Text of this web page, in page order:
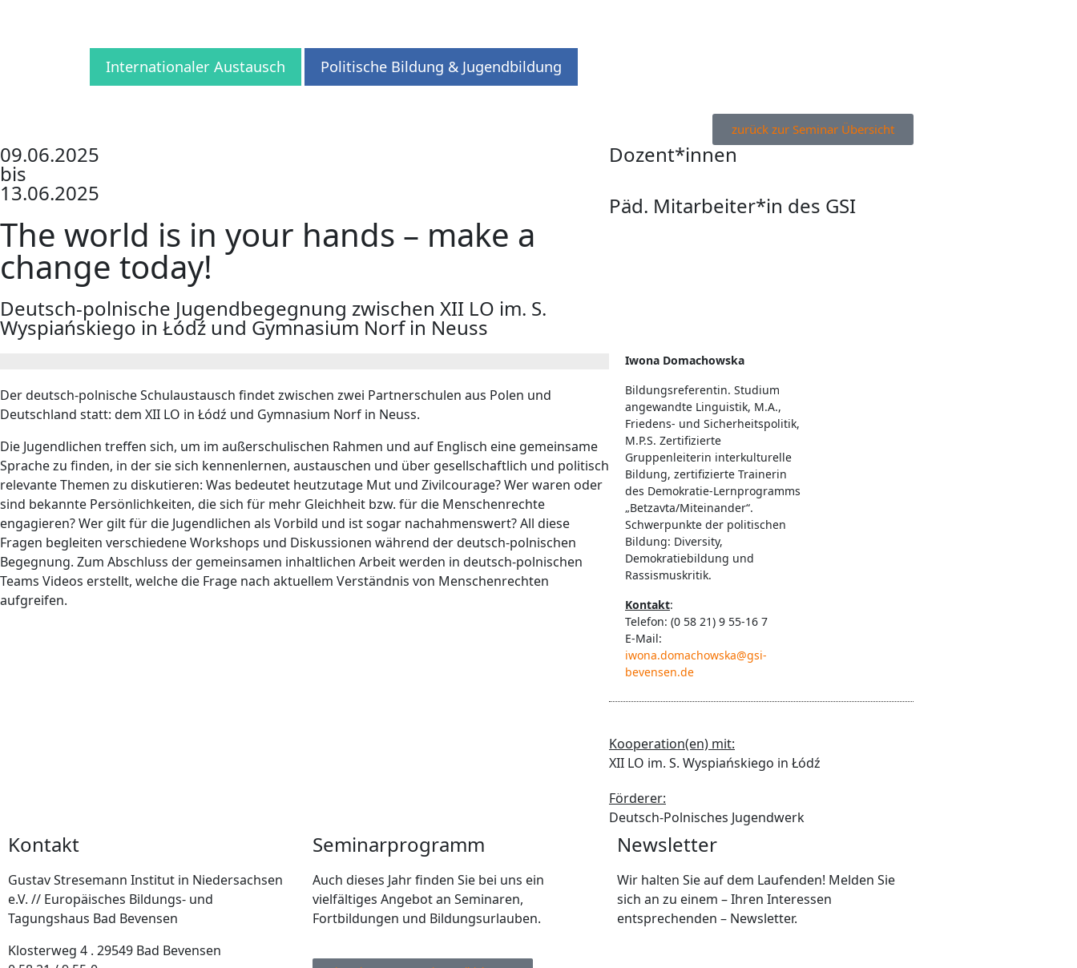
Internationaler Austausch Politische Bildung & Jugendbildung
zurück zur Seminar Übersicht
09.06.2025
bis
13.06.2025
The world is in your hands – make a
change today!
Deutsch-polnische Jugendbegegnung zwischen XII LO im. S.
Wyspiańskiego in Łódź und Gymnasium Norf in Neuss
Der deutsch-polnische Schulaustausch findet zwischen zwei Partnerschulen aus Polen und
Deutschland statt: dem XII LO in Łódź und Gymnasium Norf in Neuss.
Die Jugendlichen treffen sich, um im außerschulischen Rahmen und auf Englisch eine gemeinsame
Sprache zu finden, in der sie sich kennenlernen, austauschen und über gesellschaftlich und politisch
relevante Themen zu diskutieren: Was bedeutet heutzutage Mut und Zivilcourage? Wer waren oder
sind bekannte Persönlichkeiten, die sich für mehr Gleichheit bzw. für die Menschenrechte
engagieren? Wer gilt für die Jugendlichen als Vorbild und ist sogar nachahmenswert? All diese
Fragen begleiten verschiedene Workshops und Diskussionen während der deutsch-polnischen
Begegnung. Zum Abschluss der gemeinsamen inhaltlichen Arbeit werden in deutsch-polnischen
Teams Videos erstellt, welche die Frage nach aktuellem Verständnis von Menschenrechten
aufgreifen.
Dozent*innen
Päd. Mitarbeiter*in des GSI
Iwona Domachowska
Bildungsreferentin. Studium
angewandte Linguistik, M.A.,
Friedens- und Sicherheitspolitik,
M.P.S. Zertifizierte
Gruppenleiterin interkulturelle
Bildung, zertifizierte Trainerin
des Demokratie-Lernprogramms
„Betzavta/Miteinander“.
Schwerpunkte der politischen
Bildung: Diversity,
Demokratiebildung und
Rassismuskritik.
Kontakt:
Telefon: (0 58 21) 9 55-16 7
E-Mail:
iwona.domachowska@gsi-
bevensen.de
Kooperation(en) mit:
XII LO im. S. Wyspiańskiego in Łódź
Förderer:
Deutsch-Polnisches Jugendwerk
Kontakt
Gustav Stresemann Institut in Niedersachsen
e.V. // Europäisches Bildungs- und
Tagungshaus Bad Bevensen
Klosterweg 4 . 29549 Bad Bevensen
Seminarprogramm
Auch dieses Jahr finden Sie bei uns ein
vielfältiges Angebot an Seminaren,
Fortbildungen und Bildungsurlauben.
Newsletter
Wir halten Sie auf dem Laufenden! Melden Sie
sich an zu einem – Ihren Interessen
entsprechenden – Newsletter.